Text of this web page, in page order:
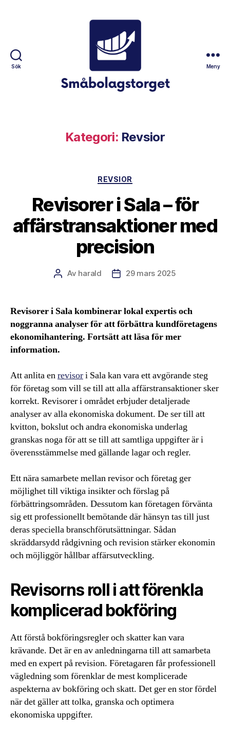
Sök Meny
Kategori: Revsior
Kategorier
REVSIOR
Revisorer i Sala – för
affärstransaktioner med
precision
Inläggsförfattare
Av harald Inläggsdatum
29 mars 2025
Revisorer i Sala kombinerar lokal expertis och
noggranna analyser för att förbättra kundföretagens
ekonomihantering. Fortsätt att läsa för mer
information.
Att anlita enrevisori Sala kan vara ett avgörande steg
för företag som vill se till att alla affärstransaktioner sker
korrekt. Revisorer i området erbjuder detaljerade
analyser av alla ekonomiska dokument. De ser till att
kvitton, bokslut och andra ekonomiska underlag
granskas noga för att se till att samtliga uppgifter är i
överensstämmelse med gällande lagar och regler.
Ett nära samarbete mellan revisor och företag ger
möjlighet till viktiga insikter och förslag på
förbättringsområden. Dessutom kan företagen förvänta
sig ett professionellt bemötande där hänsyn tas till just
deras speciella branschförutsättningar. Sådan
skräddarsydd rådgivning och revision stärker ekonomin
och möjliggör hållbar affärsutveckling.
Revisorns roll i att förenkla
komplicerad bokföring
Att förstå bokföringsregler och skatter kan vara
krävande. Det är en av anledningarna till att samarbeta
med en expert på revision. Företagaren får professionell
vägledning som förenklar de mest komplicerade
aspekterna av bokföring och skatt. Det ger en stor fördel
när det gäller att tolka, granska och optimera
ekonomiska uppgifter.